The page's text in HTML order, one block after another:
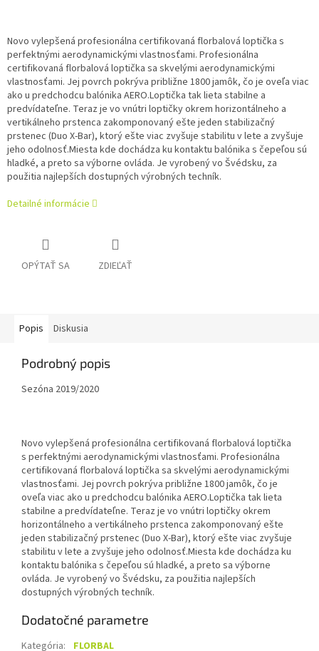
Novo vylepšená profesionálna certifikovaná florbalová loptička s
perfektnými aerodynamickými vlastnosťami. Profesionálna
certifikovaná florbalová loptička sa skvelými aerodynamickými
vlastnosťami. Jej povrch pokrýva približne 1800 jamôk, čo je oveľa viac
ako u predchodcu balónika AERO.Loptička tak lieta stabilne a
predvídateľne. Teraz je vo vnútri loptičky okrem horizontálneho a
vertikálneho prstenca zakomponovaný ešte jeden stabilizačný
prstenec (Duo X-Bar), ktorý ešte viac zvyšuje stabilitu v lete a zvyšuje
jeho odolnosť.Miesta kde dochádza ku kontaktu balónika s čepeľou sú
hladké, a preto sa výborne ovláda. Je vyrobený vo Švédsku, za
použitia najlepších dostupných výrobných techník.
Detailné informácie
OPÝTAŤ SA ZDIEĽAŤ
Popis Diskusia
Podrobný popis
Sezóna 2019/2020
Novo vylepšená profesionálna certifikovaná florbalová loptička
s perfektnými aerodynamickými vlastnosťami. Profesionálna
certifikovaná florbalová loptička sa skvelými aerodynamickými
vlastnosťami. Jej povrch pokrýva približne 1800 jamôk, čo je
oveľa viac ako u predchodcu balónika AERO.Loptička tak lieta
stabilne a predvídateľne. Teraz je vo vnútri loptičky okrem
horizontálneho a vertikálneho prstenca zakomponovaný ešte
jeden stabilizačný prstenec (Duo X-Bar), ktorý ešte viac zvyšuje
stabilitu v lete a zvyšuje jeho odolnosť.Miesta kde dochádza ku
kontaktu balónika s čepeľou sú hladké, a preto sa výborne
ovláda. Je vyrobený vo Švédsku, za použitia najlepších
dostupných výrobných techník.
Dodatočné parametre
Kategória: FLORBAL